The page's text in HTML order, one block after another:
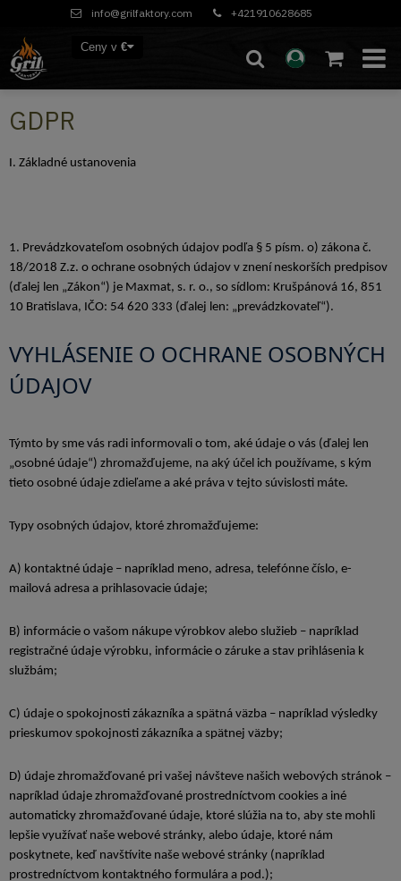
info@grilfaktory.com +421910628685
Ceny v €
GDPR
I. Základné ustanovenia
1. Prevádzkovateľom osobných údajov podľa § 5 písm. o) zákona č.
18/2018 Z.z. o ochrane osobných údajov v znení neskorších predpisov
(ďalej len „Zákon“) je Maxmat, s. r. o., so sídlom: Krušpánová 16, 851
10 Bratislava, IČO: 54 620 333 (ďalej len: „prevádzkovateľ“).
VYHLÁSENIE O OCHRANE OSOBNÝCH
ÚDAJOV
Týmto by sme vás radi informovali o tom, aké údaje o vás (ďalej len
„osobné údaje“) zhromažďujeme, na aký účel ich používame, s kým
tieto osobné údaje zdieľame a aké práva v tejto súvislosti máte.
Typy osobných údajov, ktoré zhromažďujeme:
A) kontaktné údaje – napríklad meno, adresa, telefónne číslo, e-
mailová adresa a prihlasovacie údaje;
B) informácie o vašom nákupe výrobkov alebo služieb – napríklad
registračné údaje výrobku, informácie o záruke a stav prihlásenia k
službám;
C) údaje o spokojnosti zákazníka a spätná väzba – napríklad výsledky
prieskumov spokojnosti zákazníka a spätnej väzby;
D) údaje zhromažďované pri vašej návšteve našich webových stránok –
napríklad údaje zhromažďované prostredníctvom cookies a iné
automaticky zhromažďované údaje, ktoré slúžia na to, aby ste mohli
lepšie využívať naše webové stránky, alebo údaje, ktoré nám
poskytnete, keď navštívite naše webové stránky (napríklad
prostredníctvom kontaktného formulára a pod.);